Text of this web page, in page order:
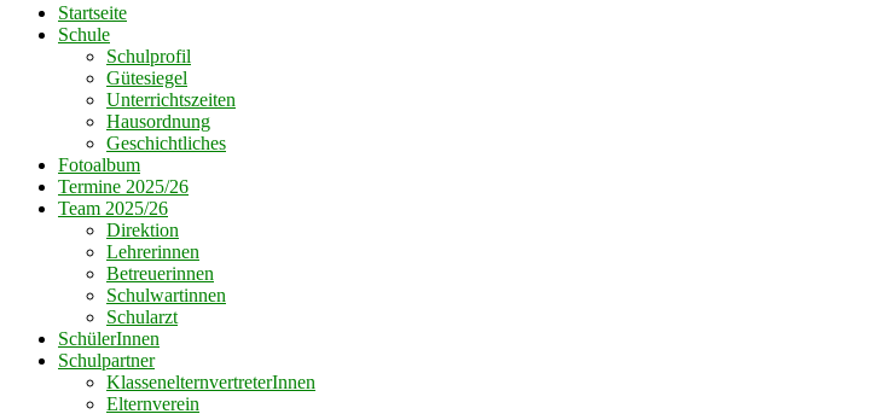
Startseite
Schule
Schulprofil
Gütesiegel
Unterrichtszeiten
Hausordnung
Geschichtliches
Fotoalbum
Termine 2025/26
Team 2025/26
Direktion
Lehrerinnen
Betreuerinnen
Schulwartinnen
Schularzt
SchülerInnen
Schulpartner
KlassenelternvertreterInnen
Elternverein